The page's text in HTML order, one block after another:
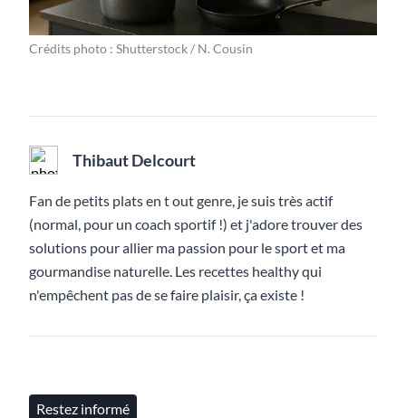
Crédits photo : Shutterstock / N. Cousin
Thibaut Delcourt
Fan de petits plats en t out genre, je suis très actif
(normal, pour un coach sportif !) et j'adore trouver des
solutions pour allier ma passion pour le sport et ma
gourmandise naturelle. Les recettes healthy qui
n'empêchent pas de se faire plaisir, ça existe !
Restez informé